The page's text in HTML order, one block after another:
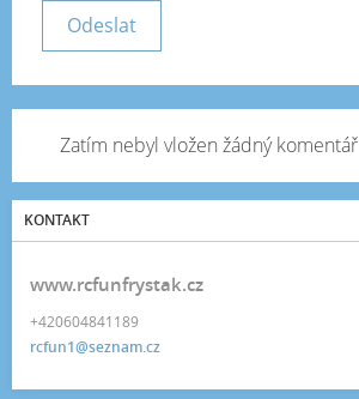
Zatím nebyl vložen žádný komentář
KONTAKT
www.rcfunfrystak.cz
+420604841189
rcfun1@seznam.cz